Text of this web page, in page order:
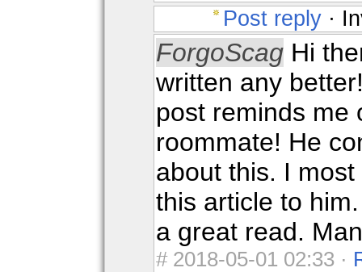
Post reply ·
ForgoScag Hi
written any
post reminds me
roommate! He
about this. I
this article to
a great read.
#2018-05-01 02:33 ·